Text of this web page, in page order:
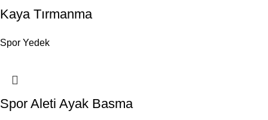
Kaya Tırmanma
Spor Yedek
Spor Aleti Ayak Basma